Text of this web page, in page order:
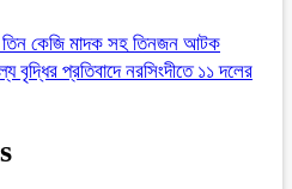
কেজি মাদক সহ তিনজন আটক
বৃদ্ধির প্রতিবাদে নরসিংদীতে ১১ দলের